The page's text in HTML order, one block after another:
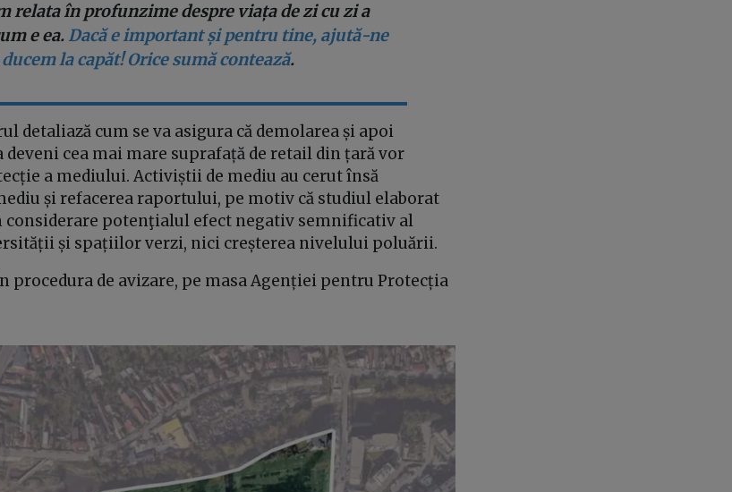
relata în profunzime despre viața de zi cu zi a
e ea. Dacă e important și pentru tine, ajută-ne
ducem la capăt! Orice sumă contează.
detaliază cum se va asigura că demolarea și apoi
deveni cea mai mare suprafață de retail din țară vor
a mediului. Activiștii de mediu au cerut însă
și refacerea raportului, pe motiv că studiul elaborat
considerare potenţialul efect negativ semnificativ al
și spațiilor verzi, nici creșterea nivelului poluării.
procedura de avizare, pe masa Agenției pentru Protecția